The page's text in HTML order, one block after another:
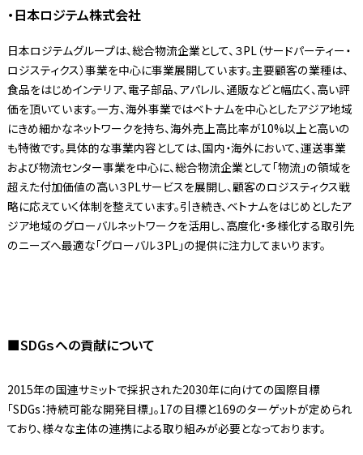
・日本ロジテム株式会社
日本ロジテムグループは、総合物流企業として、３PL（サードパーティー・
ロジスティクス）事業を中心に事業展開しています。主要顧客の業種は、
食品をはじめインテリア、電子部品、アパレル、通販などと幅広く、高い評
価を頂いています。一方、海外事業ではベトナムを中心としたアジア地域
にきめ細かなネットワークを持ち、海外売上高比率が10%以上と高いの
も特徴です。具体的な事業内容としては、国内・海外において、運送事業
および物流センター事業を中心に、総合物流企業として「物流」の領域を
超えた付加価値の高い３PLサービスを展開し、顧客のロジスティクス戦
略に応えていく体制を整えています。引き続き、ベトナムをはじめとしたア
ジア地域のグローバルネットワークを活用し、高度化・多様化する取引先
のニーズへ最適な「グローバル３PL」の提供に注力してまいります。
■SDGｓへの貢献について
2015年の国連サミットで採択された2030年に向けての国際目標
「SDGs：持続可能な開発目標」。17の目標と169のターゲットが定められ
ており、様々な主体の連携による取り組みが必要となっております。